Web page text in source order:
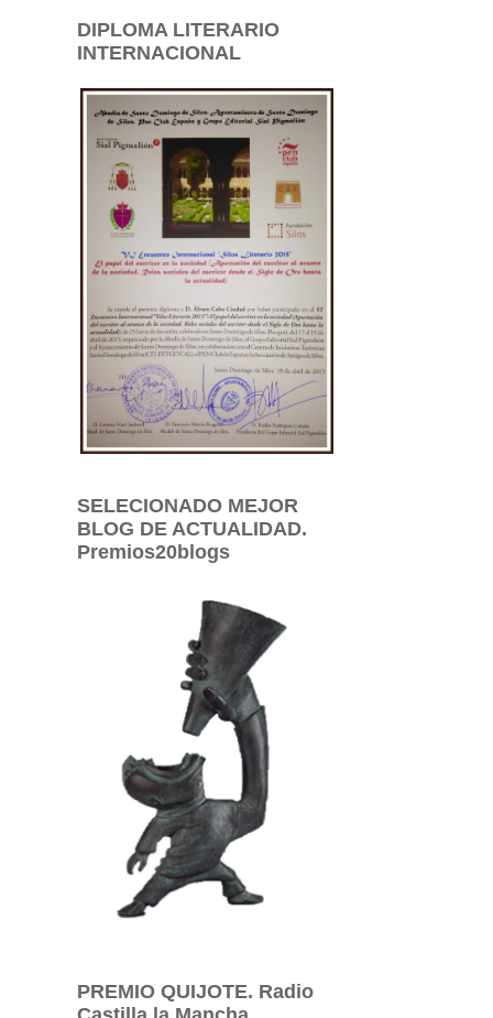
DIPLOMA LITERARIO
INTERNACIONAL
SELECIONADO MEJOR
BLOG DE ACTUALIDAD.
Premios20blogs
PREMIO QUIJOTE. Radio